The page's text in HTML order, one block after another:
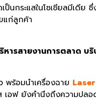
ป็นกระแสในโซเชียลมีเ
แก่ลูกค้า
หารสายงานการตลาด บ
ร้อมนำเครื่องฉาย
เอฟ ยังคำนึงถึงความปล